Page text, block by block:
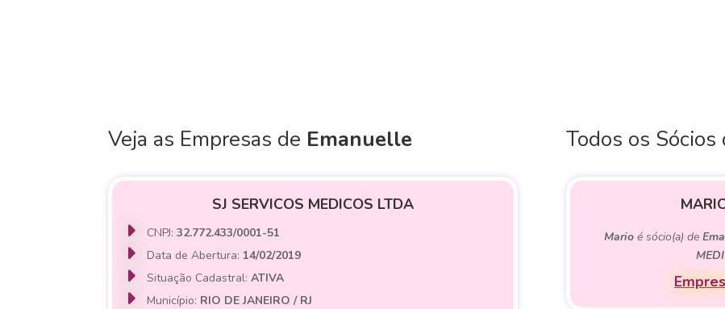
Veja as Empresas de Emanuelle
SJ SERVICOS MEDICOS LTDA
CNPJ:32.772.433/0001-51
Data de Abertura: 14/02/2019
Situação Cadastral:ATIVA
Município: RIO DE JANEIRO / RJ
Todos os Sócios
Marioé sócio(a) de